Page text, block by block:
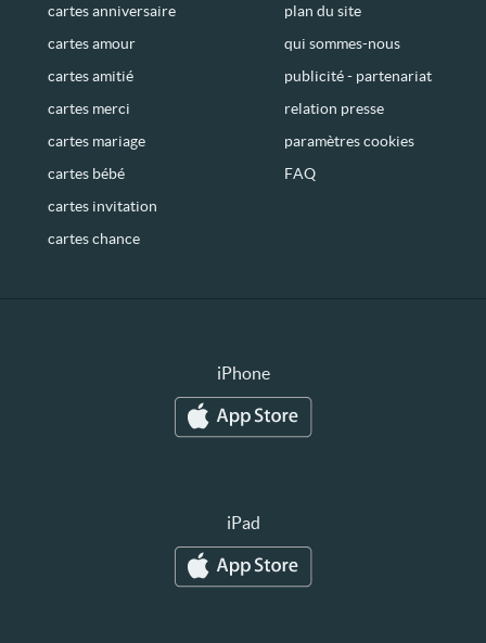
cartes anniversaire
cartes amour
cartes amitié
cartes merci
cartes mariage
cartes bébé
cartes invitation
cartes chance
plan du site
qui sommes-nous
publicité - partenariat
relation presse
paramètres cookies
FAQ
iPhone
iPad